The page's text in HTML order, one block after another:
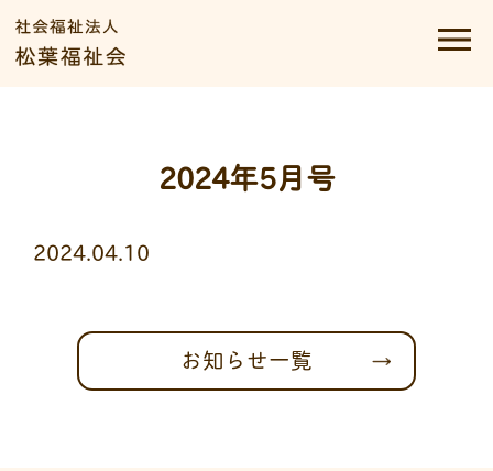
2024年5月号
2024.04.10
お知らせ一覧